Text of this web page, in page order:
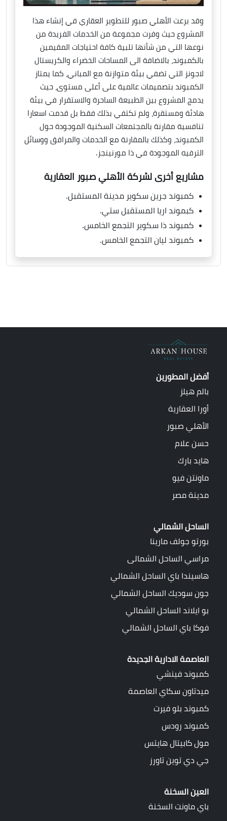
وقد برعت الأهلي صبور للتطوير العقاري في إنشاء هذا
المشروع حيث وفرت مجموعة من الخدمات الفريدة من
نوعها التي من شأنها تلبية كافة احتياجات المقيمين
بالكمبوند، بالاضافة الى المساحات الخضراء والكريستال
لاجونز التي تضفي بيئة متوازنة مع المباني، كما يمتاز
الكمبوند بتصميمات عالمية على أعلى مستوى، حيث
يدمج المشروع بين الطبيعة الساحرة والاستقرار في بيئة
هادئة ومستقرة، ولم تكتفي بذلك فقط بل قدمت اسعارا
تنافسية مقارنة بالمجتمعات السكنية الموجودة حول
الكمبوند، وكذلك بالمقارنة مع الخدمات والمرافق ووسائل
الترفيه الموجودة في ذا مورنينجز.
مشاريع أخرى لشركة الأهلي صبور العقارية
كمبوند جرين سكوير مدينة المستقبل.
كبموند اريا المستقبل ستي.
كمبوند ذا سكوير التجمع الخامس.
كمبوند ليان التجمع الخامس.
أفضل المطورين
بالم هيلز
أورا العقارية
الأهلي صبور
حسن علام
هايد بارك
ماونتن فيو
مدينة مصر
الساحل الشمالي
بورتو جولف مارينا
مراسي الساحل الشمالى
هاسيندا باي الساحل الشمالي
جون سوديك الساحل الشمالي
بو ايلاند الساحل الشمالي
فوكا باي الساحل الشمالي
العاصمة الادارية الجديدة
كمبوند فينشي
ميدتاون سكاي العاصمة
كمبوند بلو فيرت
كمبوند رودس
مول كابيتال هايتس
جي دي توين تاورز
العين السخنة
باي ماونت السخنة